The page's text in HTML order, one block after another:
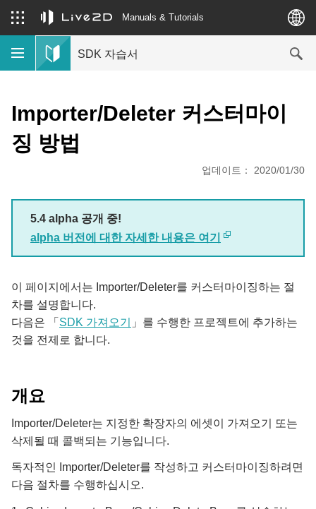
Manuals & Tutorials
SDK 자습서
Importer/Deleter 커스터마이
징 방법
업데이트： 2020/01/30
5.4 alpha 공개 중!
alpha 버전에 대한 자세한 내용은 여기
이 페이지에서는 Importer/Deleter를 커스터마이징하는 절
차를 설명합니다.
다음은 「 SDK 가져오기
」를 수행한 프로젝트에 추가하는
것을 전제로 합니다.
개요
Importer/Deleter는 지정한 확장자의 에셋이 가져오기 또는
삭제될 때 콜백되는 기능입니다.
독자적인 Importer/Deleter를 작성하고 커스터마이징하려면
다음 절차를 수행하십시오.